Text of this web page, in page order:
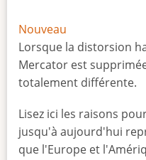
Nouveau
Lorsque la distorsion
Mercator est
totalement différente.
Lisez ici les raisons
jusqu'à aujourd'hui
que l'Europe et